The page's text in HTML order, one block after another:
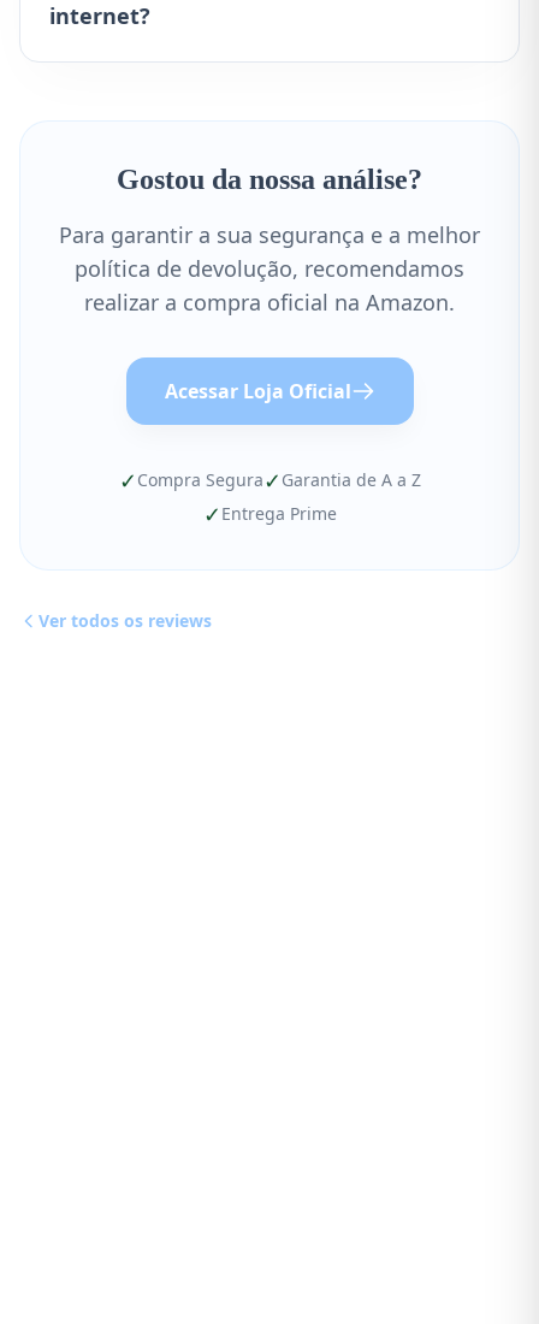
internet?
Gostou da nossa análise?
Para garantir a sua segurança e a melhor
política de devolução, recomendamos
realizar a compra oficial na Amazon.
Acessar Loja Oficial
✓ Compra Segura✓ Garantia de A a Z
✓ Entrega Prime
Ver todos os reviews